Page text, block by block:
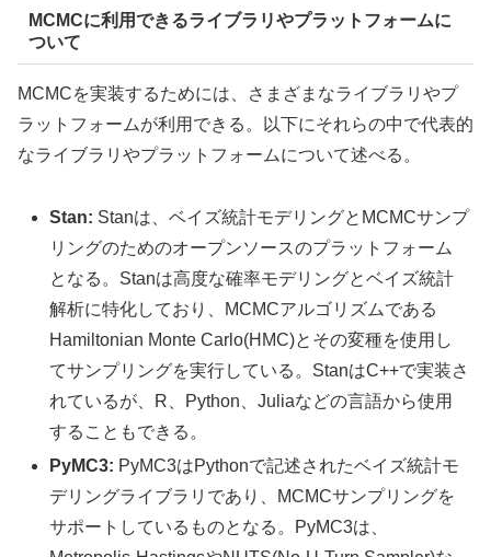
MCMCに利用できるライブラリやプラットフォームに
ついて
MCMCを実装するためには、さまざまなライブラリやプ
ラットフォームが利用できる。以下にそれらの中で代表的
なライブラリやプラットフォームについて述べる。
Stan: Stanは、ベイズ統計モデリングとMCMCサンプ
リングのためのオープンソースのプラットフォーム
となる。Stanは高度な確率モデリングとベイズ統計
解析に特化しており、MCMCアルゴリズムである
Hamiltonian Monte Carlo(HMC)とその変種を使用し
てサンプリングを実行している。StanはC++で実装さ
れているが、R、Python、Juliaなどの言語から使用
することもできる。
PyMC3: PyMC3はPythonで記述されたベイズ統計モ
デリングライブラリであり、MCMCサンプリングを
サポートしているものとなる。PyMC3は、